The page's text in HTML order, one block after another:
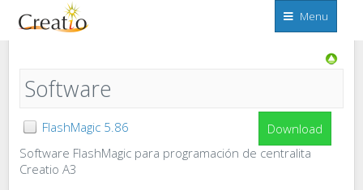
Menu
Sistema
monitorizzazione
Home Supporto e contatto
Software
FlashMagic 5.86
Download
Software FlashMagic para programación de centralita
Creatio A3